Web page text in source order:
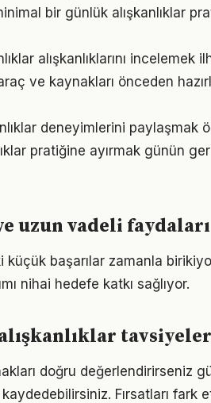
bir günlük alışkanlıklar
alışkanlıklarını
ve kaynakları önceden
deneyimlerini paylaşmak
pratiğine ayırmak günün
uzun vadeli faydaları
küçük başarılar zamanla
nihai hedefe katkı sağlıyor.
doğru değerlendirirseniz
Fırsatları fark